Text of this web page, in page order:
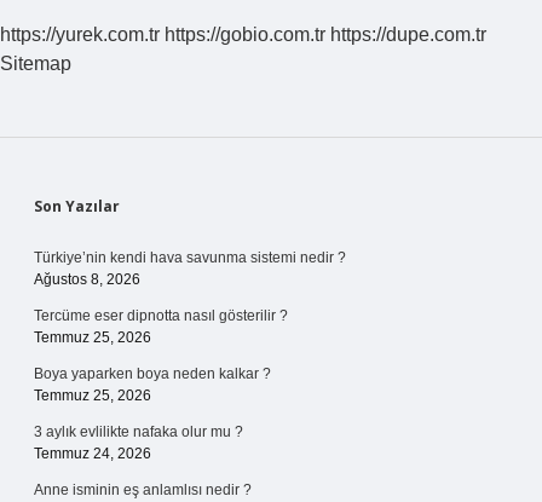
https://yurek.com.tr https://gobio.com.tr https://dupe.com.tr
Sitemap
Sidebar
Son Yazılar
Türkiye’nin kendi hava savunma sistemi nedir ?
Ağustos 8, 2026
Tercüme eser dipnotta nasıl gösterilir ?
Temmuz 25, 2026
Boya yaparken boya neden kalkar ?
Temmuz 25, 2026
3 aylık evlilikte nafaka olur mu ?
Temmuz 24, 2026
Anne isminin eş anlamlısı nedir ?